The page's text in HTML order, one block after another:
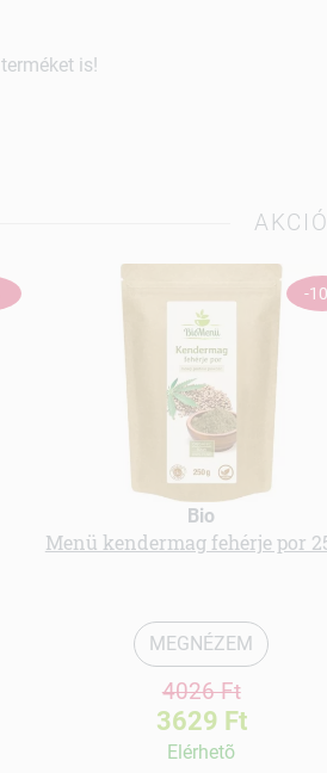
terméket is!
-
Bio
Menü kendermag fehérje por
MEGNÉZEM
4026 Ft
3629 Ft
Elérhetõ